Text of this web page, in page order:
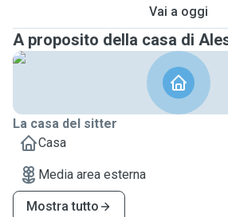
Vai a oggi
A proposito della casa di
La casa del sitter
Casa
Media area esterna
Mostra tutto